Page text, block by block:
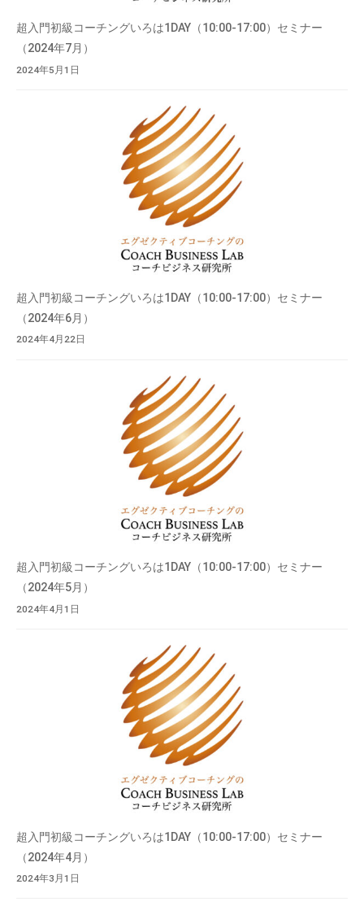
超入門初級コーチングいろは1DAY（10:00-17:00）セミナー
（2024年7月）
2024年5月1日
超入門初級コーチングいろは1DAY（10:00-17:00）セミナー
（2024年6月）
2024年4月22日
超入門初級コーチングいろは1DAY（10:00-17:00）セミナー
（2024年5月）
2024年4月1日
超入門初級コーチングいろは1DAY（10:00-17:00）セミナー
（2024年4月）
2024年3月1日